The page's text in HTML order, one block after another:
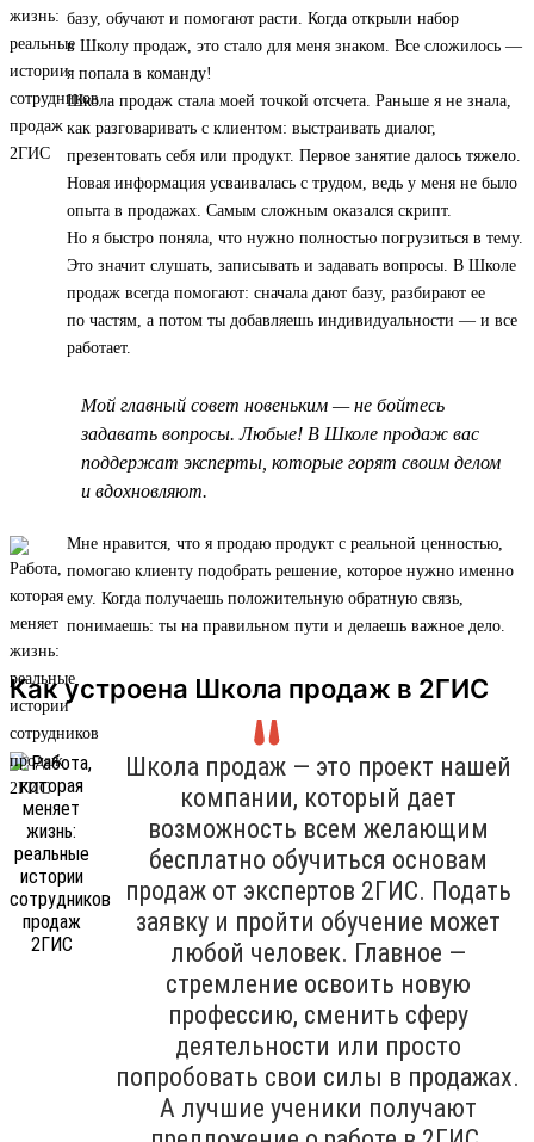
базу, обучают и помогают расти. Когда открыли набор
в Школу продаж, это стало для меня знаком. Все сложилось —
я попала в команду!
Школа продаж стала моей точкой отсчета. Раньше я не знала,
как разговаривать с клиентом: выстраивать диалог,
презентовать себя или продукт. Первое занятие далось тяжело.
Новая информация усваивалась с трудом, ведь у меня не было
опыта в продажах. Самым сложным оказался скрипт.
Но я быстро поняла, что нужно полностью погрузиться в тему.
Это значит слушать, записывать и задавать вопросы. В Школе
продаж всегда помогают: сначала дают базу, разбирают ее
по частям, а потом ты добавляешь индивидуальности — и все
работает.
Мой главный совет новеньким — не бойтесь
задавать вопросы. Любые! В Школе продаж вас
поддержат эксперты, которые горят своим делом
и вдохновляют.
Мне нравится, что я продаю продукт с реальной ценностью,
помогаю клиенту подобрать решение, которое нужно именно
ему. Когда получаешь положительную обратную связь,
понимаешь: ты на правильном пути и делаешь важное дело.
Как устроена Школа продаж в 2ГИС
Школа продаж — это проект нашей
компании, который дает
возможность всем желающим
бесплатно обучиться основам
продаж от экспертов 2ГИС. Подать
заявку и пройти обучение может
любой человек. Главное —
стремление освоить новую
профессию, сменить сферу
деятельности или просто
попробовать свои силы в продажах.
А лучшие ученики получают